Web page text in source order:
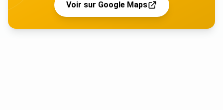
Voir sur Google Maps